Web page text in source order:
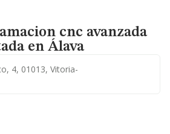
cnc avanzada
en Álava
4, 01013, Vitoria-